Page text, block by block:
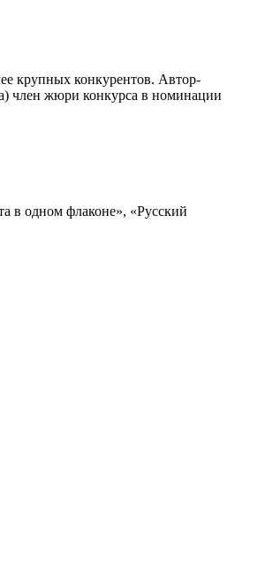
крупных конкурентов. Автор-
член жюри конкурса в номинации
в одном флаконе», «Русский